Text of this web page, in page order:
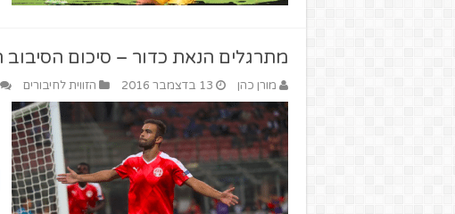
מתרגלים הנאת כדור – סיכום הסיבוב
מורן כהן 13 בדצמבר 2016 הזווית לחיבורים